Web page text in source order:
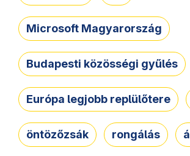
Microsoft Magyarország
Budapesti közösségi gyűlés
Európa legjobb replülőtere
öntözőzsák rongálás